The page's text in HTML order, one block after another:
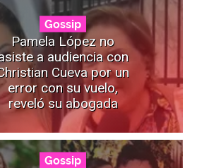
Gossip
Pamela López no
a audiencia con
Cueva por un
error con su vuelo,
reveló su abogada
Gossip